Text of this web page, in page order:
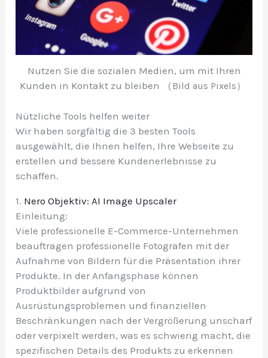
Nutzen Sie die sozialen Medien, um mit Ihren
Kunden in Kontakt zu bleiben （ Bild aus Pixels）
Nützliche Tools helfen weiter
Wir haben sorgfältig die 3 besten Tools
ausgewählt, die Ihnen helfen, Ihre Webseite zu
erstellen und bessere Kundenerlebnisse zu
schaffen.
1. Nero Objektiv: AI Image Upscaler
Einleitung:
Viele professionelle E-Commerce-Unternehmen
beauftragen professionelle Fotografen mit der
Aufnahme von Bildern für die Präsentation ihrer
Produkte. In der Anfangsphase können
Produktbilder aufgrund von
Ausrüstungsproblemen und finanziellen
Beschränkungen nach der Vergrößerung unscharf
oder verpixelt werden, was es schwierig macht, die
spezifischen Details des Produkts zu erkennen